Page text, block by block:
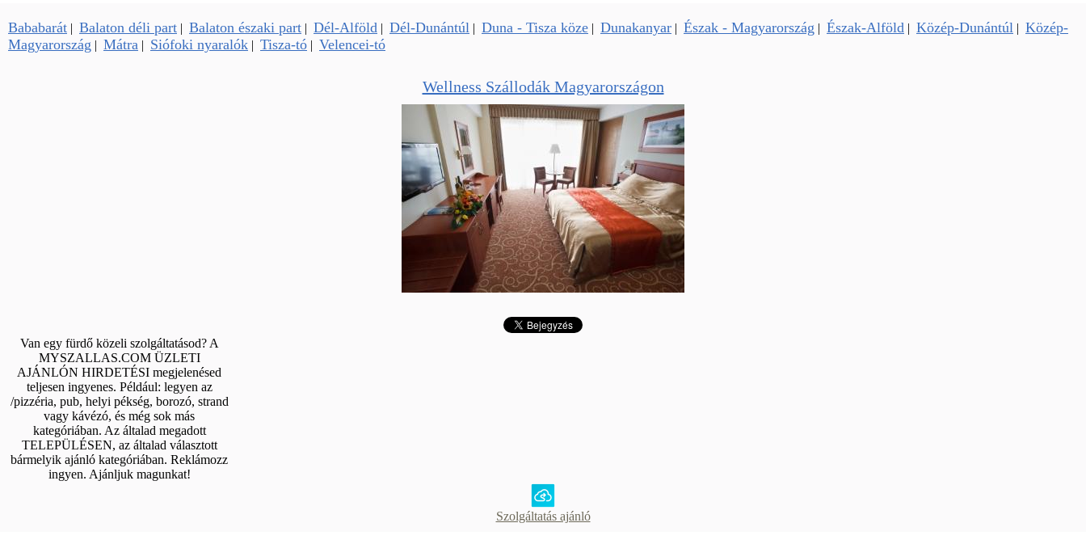
Bababarát | Balaton déli part | Balaton északi part | Dél-Alföld | Dél-Dunántúl | Duna - Tisza köze | Dunakanyar | Észak - Magyarország | Észak-Alföld | Közép-Dunántúl | Közép-
Magyarország | Mátra | Siófoki nyaralók | Tisza-tó | Velencei-tó
Wellness Szállodák Magyarországon
Van egy fürdő közeli szolgáltatásod? A
MYSZALLAS.COM ÜZLETI
AJÁNLÓN HIRDETÉSI megjelenésed
teljesen ingyenes. Például: legyen az
/pizzéria, pub, helyi pékség, borozó, strand
vagy kávézó, és még sok más
kategóriában. Az általad megadott
TELEPÜLÉSEN, az általad választott
bármelyik ajánló kategóriában. Reklámozz
ingyen. Ajánljuk magunkat!
Szolgáltatás ajánló